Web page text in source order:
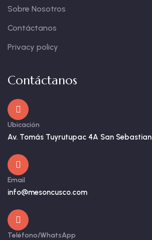
Sobre Nosotros
Contáctanos
Privacy policy
Contáctanos
Ubicación
Av. Tomás Tuyrutupac 4A San Sebastian
Email
info@mesoncusco.com
Teléfono/WhatsApp